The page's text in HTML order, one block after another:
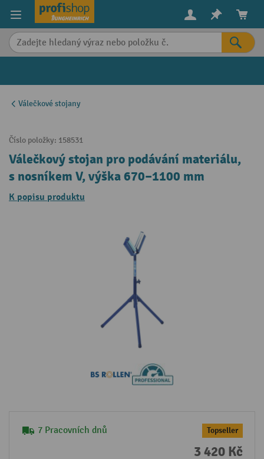
content
Válečkové stojany
Číslo položky: 158531
Válečkový stojan pro podávání materiálu,
s nosníkem V, výška 670–1100 mm
K popisu produktu
7 Pracovních dnů Topseller
3 420 Kč